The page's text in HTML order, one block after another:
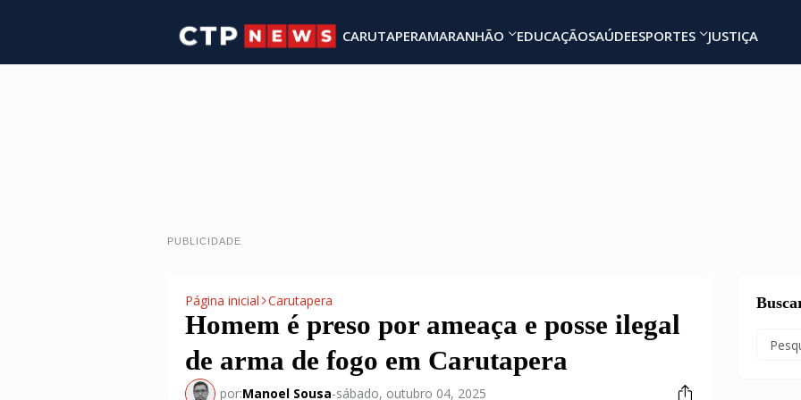
CARUTAPERAMARANHÃO EDUCAÇÃOSAÚDEESPORTES JUSTIÇA
PUBLICIDADE
Página inicial Carutapera
Homem é preso por ameaça e posse ilegal
de arma de fogo em Carutapera
por:Manoel Sousa-sábado, outubro 04, 2025